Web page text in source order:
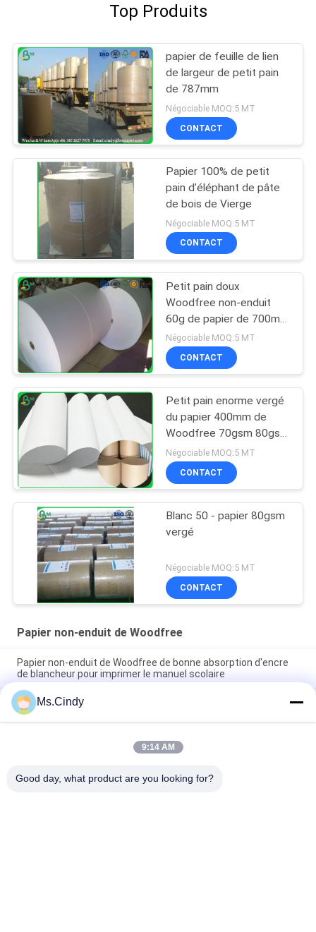
Top Produits
papier de feuille de lien
de largeur de petit pain
de 787mm
Négociable MOQ:5 MT
CONTACT
Papier 100% de petit
pain d'éléphant de pâte
de bois de Vierge
Négociable MOQ:5 MT
CONTACT
Petit pain doux
Woodfree non-enduit
60g de papier de 700mm
pour l'impression de livre
d'école
Négociable MOQ:5 MT
CONTACT
Petit pain enorme vergé
du papier 400mm de
Woodfree 70gsm 80gsm
pour l'impression offset
Négociable MOQ:5 MT
CONTACT
Blanc 50 - papier 80gsm
vergé
Négociable MOQ:5 MT
CONTACT
Papier non-enduit de Woodfree
Papier non-enduit de Woodfree de bonne absorption d'encre
de blancheur pour imprimer le manuel scolaire
Les CF 9,5" des CB CFB x 11" papier de NCR de papier
autocopiant pour les imprimantes thermiques dégagent
l'image
Papier en pierre synthétique biodégradable de 160um 200um
Ms.Cindy
9:14 AM
Good day, what product are you looking for?